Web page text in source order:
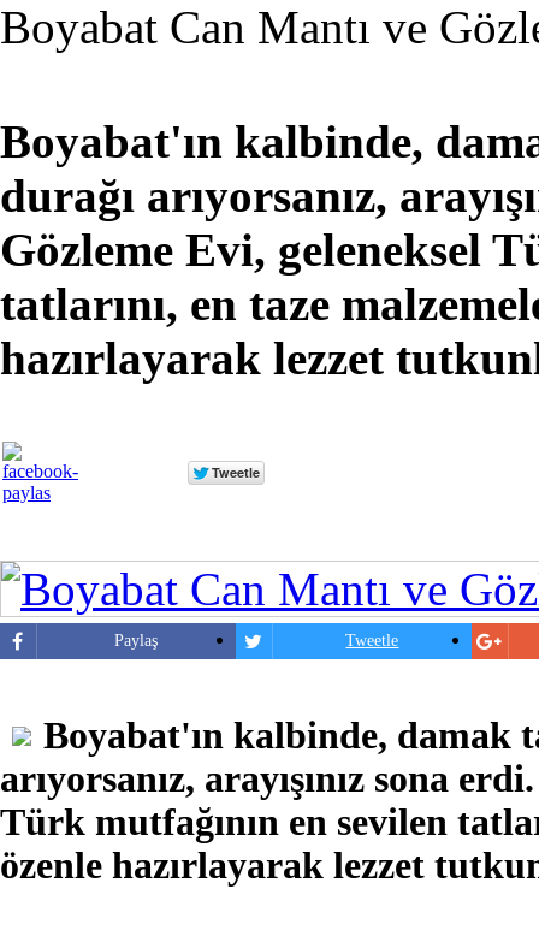
Boyabat Can Mantı ve
Boyabat'ın kalbinde,
durağı arıyorsanız,
Gözleme Evi, geleneksel
tatlarını, en taze
hazırlayarak lezzet
Paylaş Tweetle
Boyabat'ın kalbinde, damak
arıyorsanız, arayışınız sona
Türk mutfağının en sevilen
özenle hazırlayarak lezzet